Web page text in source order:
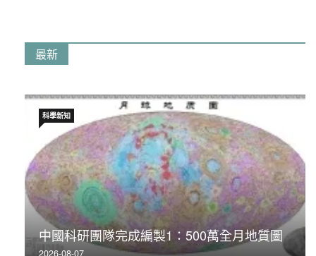
最新
中國科研團隊完成編製1∶500萬全月地質圖
2026-08-07
科學新知